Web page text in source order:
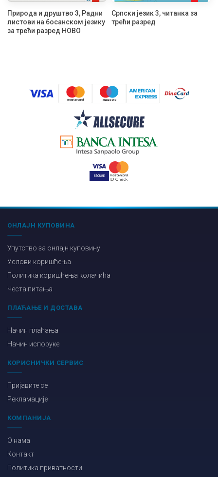
Природа и друштво 3, Радни
листови на босанском језику
за трећи разред НОВО
Српски језик 3, читанка за
трећи разред
ОНЛАЈН КУПОВИНА
Упутство за онлајн куповину
Услови коришћења
Политика коришћења колачића
Честа питања
ПЛАЋАЊЕ И ДОСТАВА
Начин плаћања
Начин испоруке
КОРИСНИЧКИ СЕРВИС
Пријавите се
Рекламације
КОМПАНИЈА
О нама
Контакт
Политика приватности